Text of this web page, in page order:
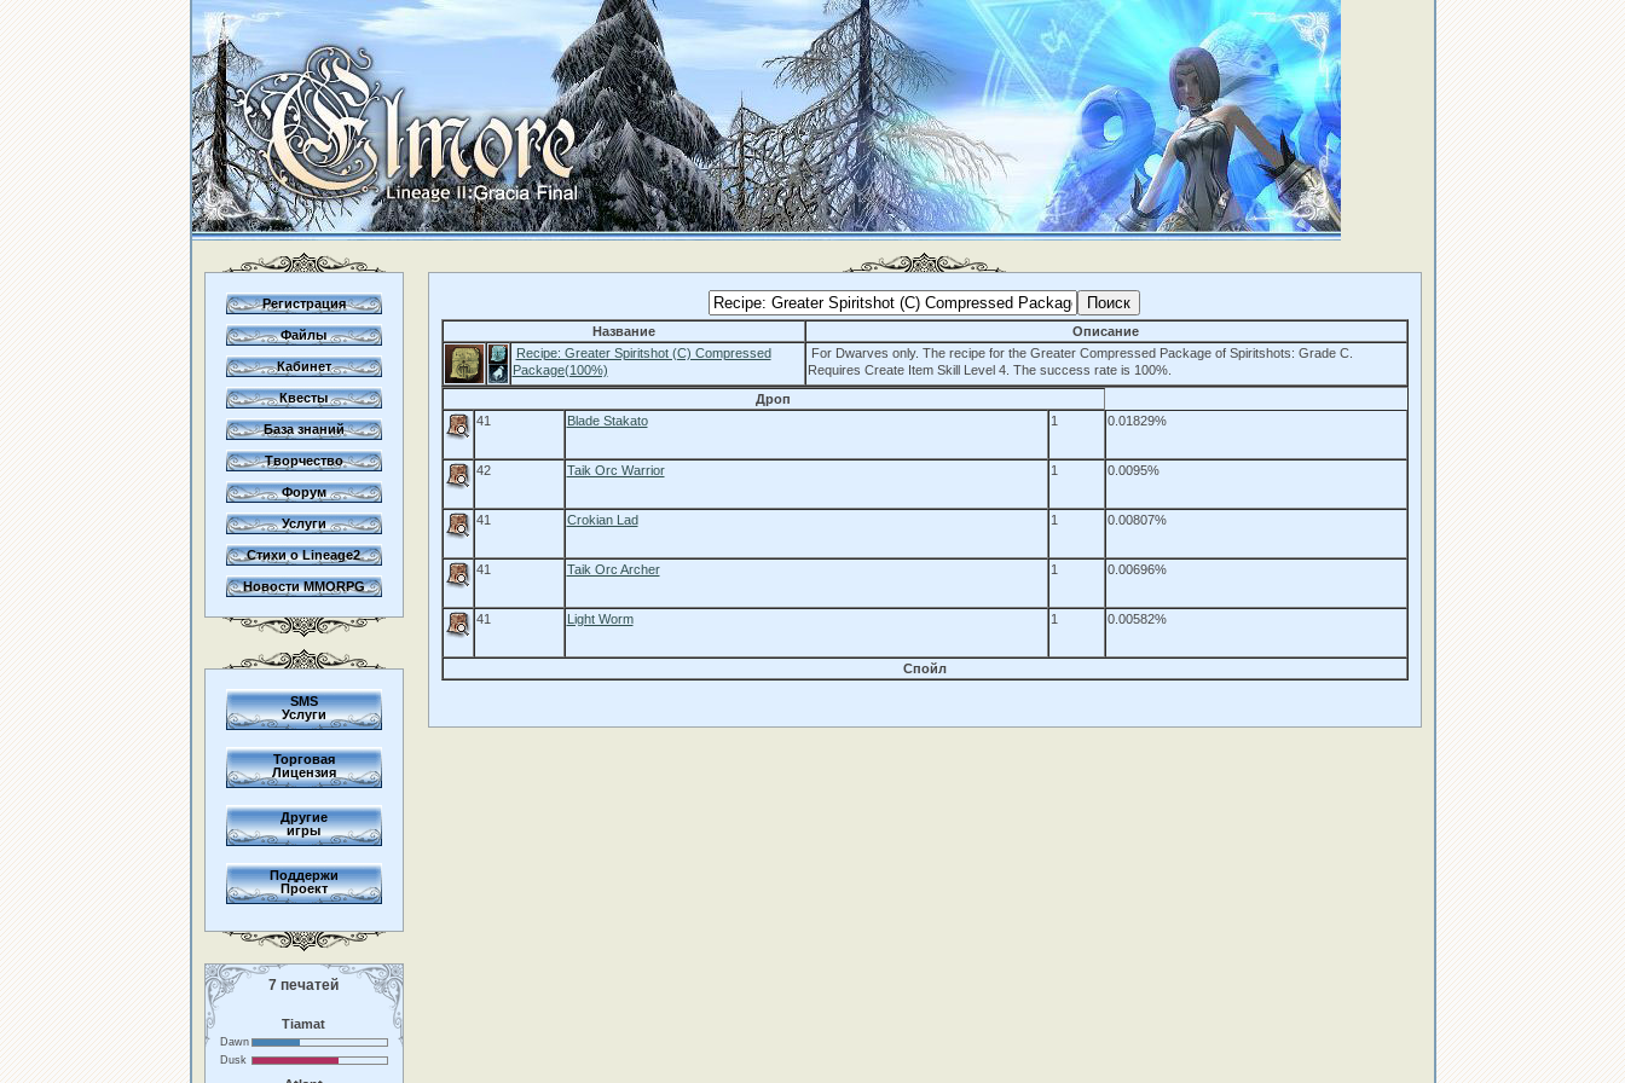
Регистрация
Файлы
Кабинет
Квесты
База знаний
Творчество
Форум
Услуги
Стихи о Lineage2
Новости MMORPG
SMS
Услуги
Торговая
Лицензия
Другие
игры
Поддержи
Проект
7 печатей
Tiamat
Dawn
Dusk
Название
Описание
Recipe: Greater Spiritshot (C) Compressed
Package(100%)
For Dwarves only. The recipe for the Greater Compressed Package of Spiritshots: Grade C.
Requires Create Item Skill Level 4. The success rate is 100%.
Дроп
41
Blade Stakato 1 0.01829%
42 Taik Orc Warrior 1 0.0095%
41 Crokian Lad 1 0.00807%
41 Taik Orc Archer 1 0.00696%
41 Light Worm 1 0.00582%
Спойл